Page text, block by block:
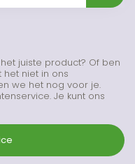
juiste product? Of ben
niet in ons
we het nog voor je.
Je kunt ons